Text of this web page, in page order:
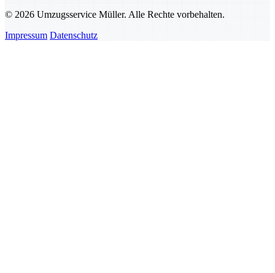
© 2026 Umzugsservice Müller. Alle Rechte vorbehalten.
Impressum Datenschutz